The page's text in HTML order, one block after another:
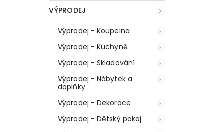
VÝPRODEJ
Výprodej - Koupelna
Výprodej - Kuchyně
Výprodej - Skladování
Výprodej - Nábytek a
doplňky
Výprodej - Dekorace
Výprodej - Dětský pokoj